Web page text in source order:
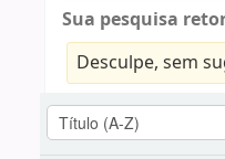
Sua pesquisa
Desculpe, sem